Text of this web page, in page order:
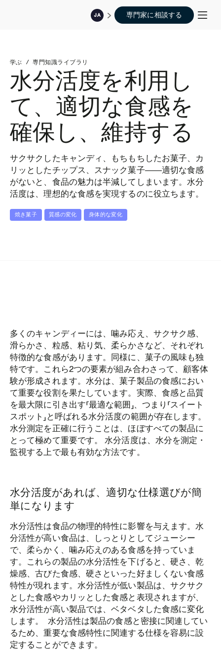
JA 専門家に相談する
学ぶ / 専門知識ライブラリ
水分活度を利用し
て、適切な食感を
確保し、維持する
サクサクしたキャンディ、もちもちしたお菓子、カ
リッとしたチップス、スナック菓子――適切な食感
がないと、食品の魅力は半減してしまいます。水分
活度は、理想的な食感を実現するのに役立ちます。
焼き菓子 質感の変化 身体的な変化
多くのキャンディーには、噛み応え、サクサク感、
滑らかさ、粒感、粘り気、柔らかさなど、それぞれ
特徴的な食感があります。同様に、菓子の風味も独
特です。これら2つの要素が組み合わさって、顧客体
験が形成されます。水分は、菓子製品の食感におい
て重要な役割を果たしています。実際、食感と品質
を最大限に引き出す「最適な範囲」、つまり「スイート
スポット」と呼ばれる水分活度の範囲が存在します。
水分測定を正確に行うことは、ほぼすべての製品に
とって極めて重要です。 水分活度は、水分を測定・
監視する上で最も有効な方法です。
水分活度があれば、適切な仕様選びが簡
単になります
水分活性は食品の物理的特性に影響を与えます。水
分活性が高い食品は、しっとりとしてジューシー
で、柔らかく、噛み応えのある食感を持っていま
す。これらの製品の水分活性を下げると、硬さ、乾
燥感、古びた食感、硬さといった好ましくない食感
特性が現れます。水分活性が低い製品は、サクサク
とした食感やカリッとした食感と表現されますが、
水分活性が高い製品では、ベタベタした食感に変化
します。 水分活性は製品の食感と密接に関連してい
るため、重要な食感特性に関連する仕様を容易に設
定することができます。